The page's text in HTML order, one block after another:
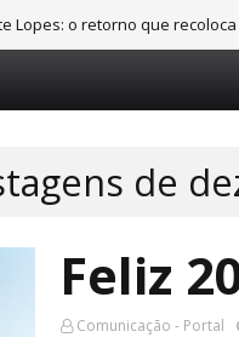
Lopes: o retorno que
de
Feliz
Comunicação - Portal